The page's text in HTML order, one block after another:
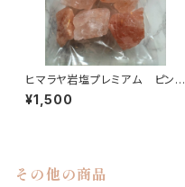
ヒマラヤ岩塩プレミアム ピンク
ブロック〈ランダム〉1㎏
¥1,500
その他の商品